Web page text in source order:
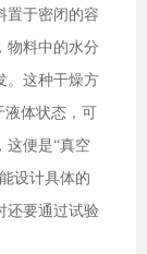
置于密闭的容
物料中的水分
。这种干燥方
液体状态，可
这便是“真空
设计具体的
还要通过试验